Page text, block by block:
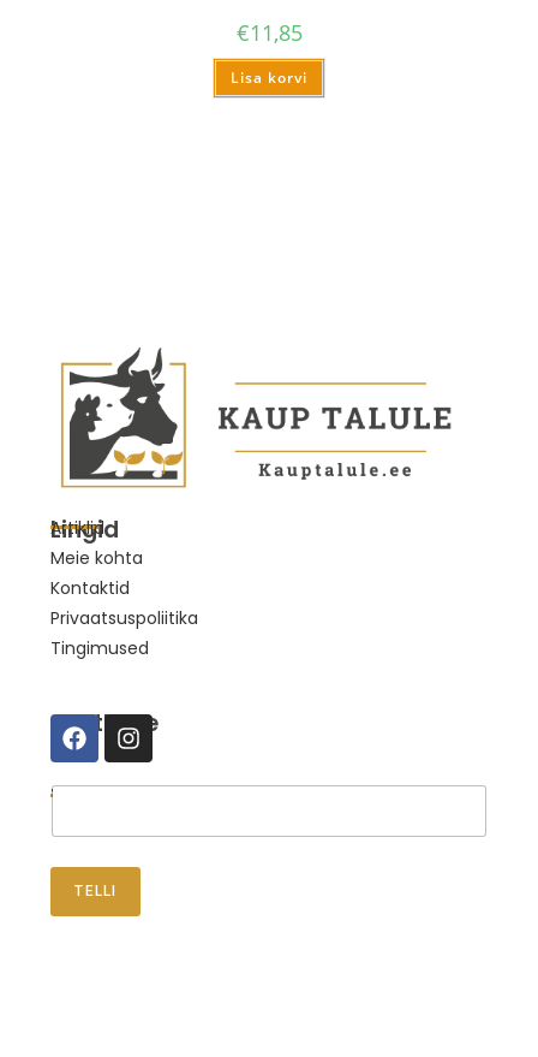
€11,85
Lisa korvi
Lingid
Artiklid
Meie kohta
Kontaktid
Privaatsuspoliitika
Tingimused
Suhtleme
Telli uudised
TELLI